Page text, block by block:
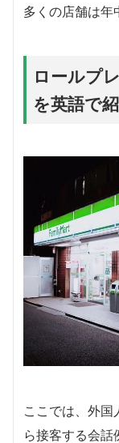
多くの店舗は年
ロールプ
を英語で
ここでは、外
ら接客する会話